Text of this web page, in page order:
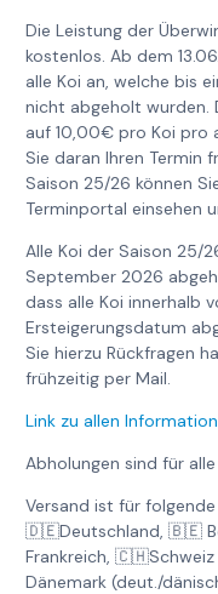
Die Leistung der
kostenlos. Ab dem
alle Koi an, welche bis
nicht abgeholt wurden.
auf 10,00€ pro Koi pro
Sie daran Ihren Termin
Saison 25/26 können
Terminportal einsehen
Alle Koi der Saison 25/
September 2026
dass alle Koi innerhalb
Ersteigerungsdatum
Sie hierzu Rückfragen
frühzeitig per Mail.
Link zu allen
Abholungen sind für
Versand ist für
🇩🇪Deutschland, 🇧🇪
Frankreich,
Dänemark (deut./